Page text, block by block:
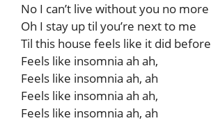
No I can’t live without you no more
Oh I stay up til you’re next to me
Til this house feels like it did before
Feels like insomnia ah ah,
Feels like insomnia ah, ah
Feels like insomnia ah ah,
Feels like insomnia ah, ah